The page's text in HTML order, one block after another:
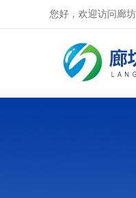
您好，欢迎访问廊